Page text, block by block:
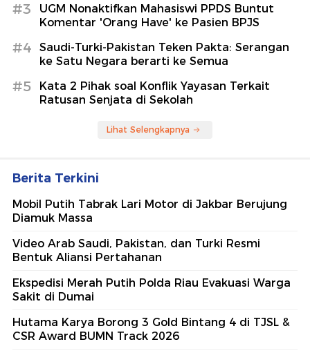
#3
UGM Nonaktifkan Mahasiswi PPDS Buntut
Komentar 'Orang Have' ke Pasien BPJS
#4
Saudi-Turki-Pakistan Teken Pakta: Serangan
ke Satu Negara berarti ke Semua
#5
Kata 2 Pihak soal Konflik Yayasan Terkait
Ratusan Senjata di Sekolah
Lihat Selengkapnya
Berita Terkini
Mobil Putih Tabrak Lari Motor di Jakbar Berujung
Diamuk Massa
Video Arab Saudi, Pakistan, dan Turki Resmi
Bentuk Aliansi Pertahanan
Ekspedisi Merah Putih Polda Riau Evakuasi Warga
Sakit di Dumai
Hutama Karya Borong 3 Gold Bintang 4 di TJSL &
CSR Award BUMN Track 2026